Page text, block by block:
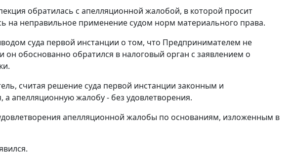
обратилась с апелляционной жалобой, в которой просит
на неправильное применение судом норм материального права.
суда первой инстанции о том, что Предпринимателем не
он обоснованно обратился в налоговый орган с заявлением о
считая решение суда первой инстанции законным и
апелляционную жалобу - без удовлетворения.
апелляционной жалобы по основаниям, изложенным в